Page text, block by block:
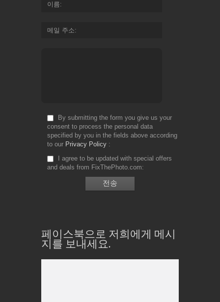
이름
메일 주소
By submitting the form you give us your
consent to process the personal data
specified by you in the fields above according
to our Privacy Policy
I agree to be updated with special offers
and deals from FixThePhoto.com
페이스북으로 저희에게 메시
지를 보내세요.